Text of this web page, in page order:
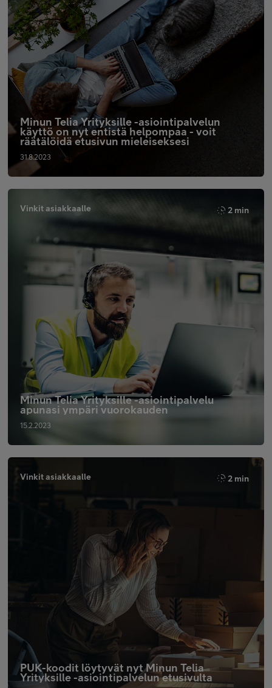
Minun Telia Yrityksille -asiointipalvelun
käyttö on nyt entistä helpompaa - voit
räätälöidä etusivun mieleiseksesi
31.8.2023
Vinkit asiakkaalle 2 min
Minun Telia Yrityksille -asiointipalvelu
apunasi ympäri vuorokauden
15.2.2023
Vinkit asiakkaalle 2 min
PUK-koodit löytyvät nyt Minun Telia
Yrityksille -asiointipalvelun etusivulta